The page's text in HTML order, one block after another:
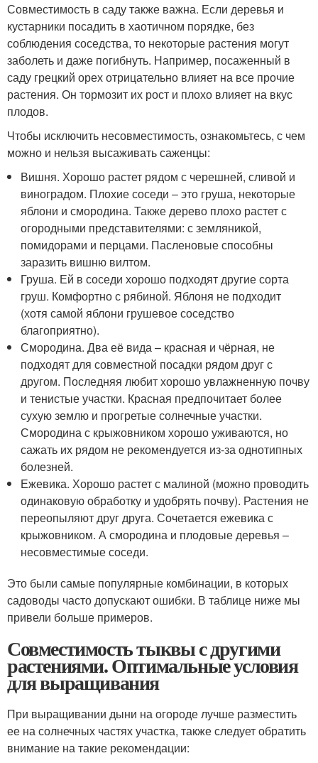
Совместимость в саду также важна. Если деревья и
кустарники посадить в хаотичном порядке, без
соблюдения соседства, то некоторые растения могут
заболеть и даже погибнуть. Например, посаженный в
саду грецкий орех отрицательно влияет на все прочие
растения. Он тормозит их рост и плохо влияет на вкус
плодов.
Чтобы исключить несовместимость, ознакомьтесь, с чем
можно и нельзя высаживать саженцы:
Вишня. Хорошо растет рядом с черешней, сливой и
виноградом. Плохие соседи – это груша, некоторые
яблони и смородина. Также дерево плохо растет с
огородными представителями: с земляникой,
помидорами и перцами. Пасленовые способны
заразить вишню вилтом.
Груша. Ей в соседи хорошо подходят другие сорта
груш. Комфортно с рябиной. Яблоня не подходит
(хотя самой яблони грушевое соседство
благоприятно).
Смородина. Два её вида – красная и чёрная, не
подходят для совместной посадки рядом друг с
другом. Последняя любит хорошо увлажненную почву
и тенистые участки. Красная предпочитает более
сухую землю и прогретые солнечные участки.
Смородина с крыжовником хорошо уживаются, но
сажать их рядом не рекомендуется из-за однотипных
болезней.
Ежевика. Хорошо растет с малиной (можно проводить
одинаковую обработку и удобрять почву). Растения не
переопыляют друг друга. Сочетается ежевика с
крыжовником. А смородина и плодовые деревья –
несовместимые соседи.
Это были самые популярные комбинации, в которых
садоводы часто допускают ошибки. В таблице ниже мы
привели больше примеров.
Совместимость тыквы с другими
растениями. Оптимальные условия
для выращивания
При выращивании дыни на огороде лучше разместить
ее на солнечных частях участка, также следует обратить
внимание на такие рекомендации: